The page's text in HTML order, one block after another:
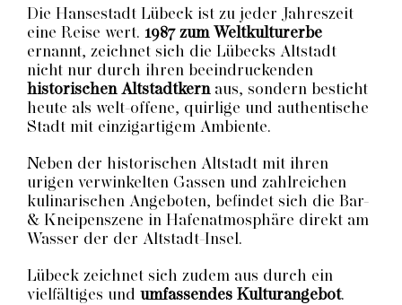
Die Hansestadt Lübeck ist zu jeder Jahreszeit
eine Reise wert. 1987 zum Weltkulturerbe
ernannt, zeichnet sich die Lübecks Altstadt
nicht nur durch ihren beeindruckenden
historischen Altstadtkernaus, sondern besticht
heute als welt-offene, quirlige und authentische
Stadt mit einzigartigem Ambiente.
Neben der historischen Altstadt mit ihren
urigen verwinkelten Gassen und zahlreichen
kulinarischen Angeboten, befindet sich die Bar-
& Kneipenszene in Hafenatmosphäre direkt am
Wasser der der Altstadt-Insel.
Lübeck zeichnet sich zudem aus durch ein
vielfältiges und umfassendes Kulturangebot.